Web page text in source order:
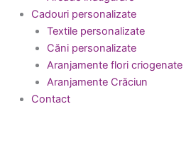
Cadouri personalizate
Textile personalizate
Căni personalizate
Aranjamente flori criogenate
Aranjamente Crăciun
Contact